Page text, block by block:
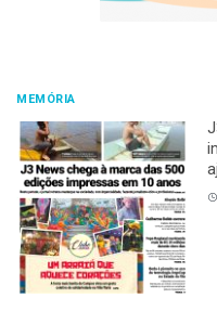
MEMÓRIA